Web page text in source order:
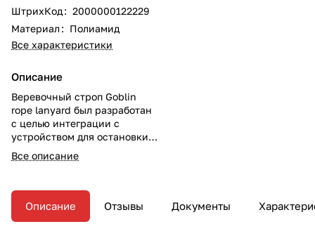
ШтрихКод: 2000000122229
Материал : Полиамид
Все характеристики
Описание
Веревочный строп Goblin
rope lanyard был разработан
с целью интеграции с
устройством для остановки
падения Goblin для создания
надлежащего расстояния
гибкой анкерной линией (30
или 60 см в длину).
Все описание
Описание Отзывы Документы